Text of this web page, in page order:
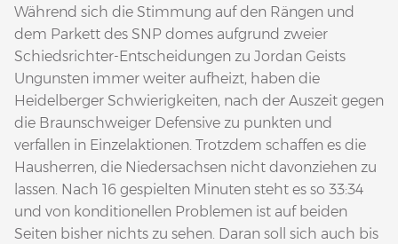
Während sich die Stimmung auf den Rängen und
dem Parkett des SNP domes aufgrund zweier
Schiedsrichter-Entscheidungen zu Jordan Geists
Ungunsten immer weiter aufheizt, haben die
Heidelberger Schwierigkeiten, nach der Auszeit gegen
die Braunschweiger Defensive zu punkten und
verfallen in Einzelaktionen. Trotzdem schaffen es die
Hausherren, die Niedersachsen nicht davonziehen zu
lassen. Nach 16 gespielten Minuten steht es so 33:34
und von konditionellen Problemen ist auf beiden
Seiten bisher nichts zu sehen. Daran soll sich auch bis